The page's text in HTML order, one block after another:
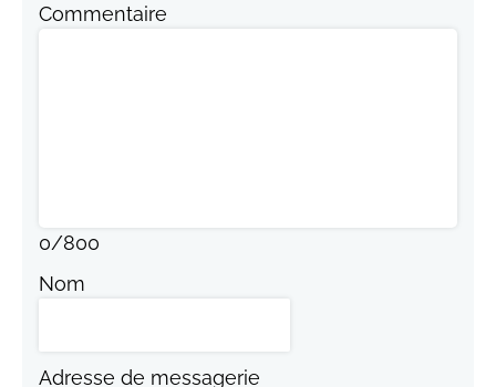
Commentaire
0/800
Nom
Adresse de messagerie